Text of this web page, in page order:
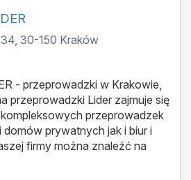
, 30-150 Kraków
- przeprowadzki w Krakowie,
przeprowadzki Lider zajmuje się
przeprowadzek
prywatnych jak i biur i
firmy można znaleźć na